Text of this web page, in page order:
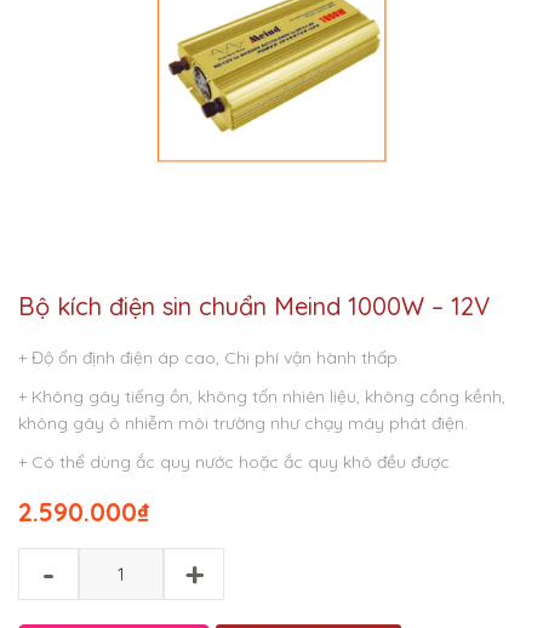
Bộ kích điện sin chuẩn Meind 1000W – 12V
+ Độ ổn định điện áp cao, Chi phí vận hành thấp.
+ Không gây tiếng ồn, không tốn nhiên liệu, không cồng kềnh,
không gây ô nhiễm môi trường như chạy máy phát điện.
+ Có thể dùng ắc quy nước hoặc ắc quy khô đều được
₫
2.590.000
- +